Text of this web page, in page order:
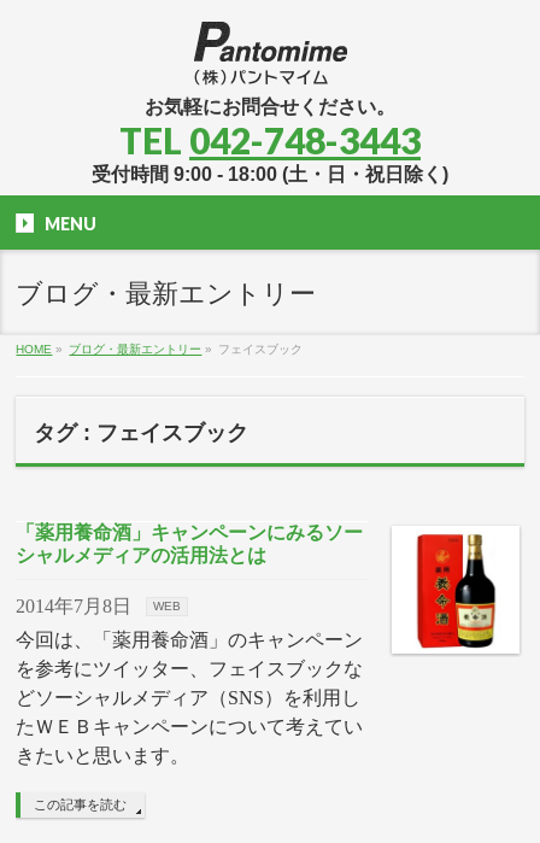
お気軽にお問合せください。
TEL 042-748-3443
受付時間 9:00 - 18:00 (土・日・祝日除く)
MENU
ブログ・最新エントリー
HOME » ブログ・最新エントリー » フェイスブック
タグ : フェイスブック
「薬用養命酒」キャンペーンにみるソー
シャルメディアの活用法とは
2014年7月8日 WEB
今回は、「薬用養命酒」のキャンペーン
を参考にツイッター、フェイスブックな
どソーシャルメディア（SNS）を利用し
たＷＥＢキャンペーンについて考えてい
きたいと思います。
この記事を読む